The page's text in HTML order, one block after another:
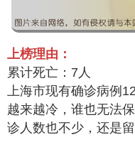
上榜理由：
累计死亡：7人
上海市现有确诊病例
越来越冷，谁也无法
诊人数也不少，还是留